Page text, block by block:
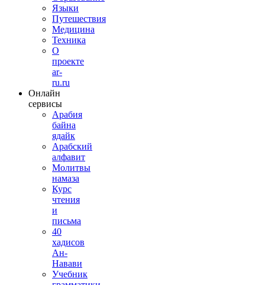
Языки
Путешествия
Медицина
Техника
О
проекте
ar-
ru.ru
Онлайн
сервисы
Арабия
байна
ядайк
Арабский
алфавит
Молитвы
намаза
Курс
чтения
и
письма
40
хадисов
Ан-
Навави
Учебник